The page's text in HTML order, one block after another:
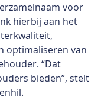
voor
hierbij aan het
optimaliseren van
“Dat
bieden”, stelt